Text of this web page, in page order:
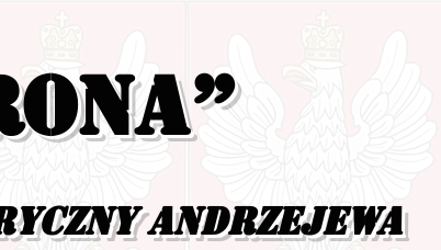
Andrzejewa